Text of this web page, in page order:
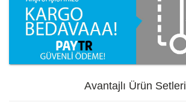
Avantajlı Ürün Setleri